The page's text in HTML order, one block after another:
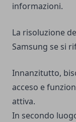
informazioni.
La risoluzione
Samsung se si
Innanzitutto,
acceso e
attiva.
In secondo